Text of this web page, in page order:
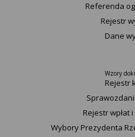
Referenda
Rejestr
Dane
Wzory
Rejestr
Rejestr wpłat
Wybory Prezydenta